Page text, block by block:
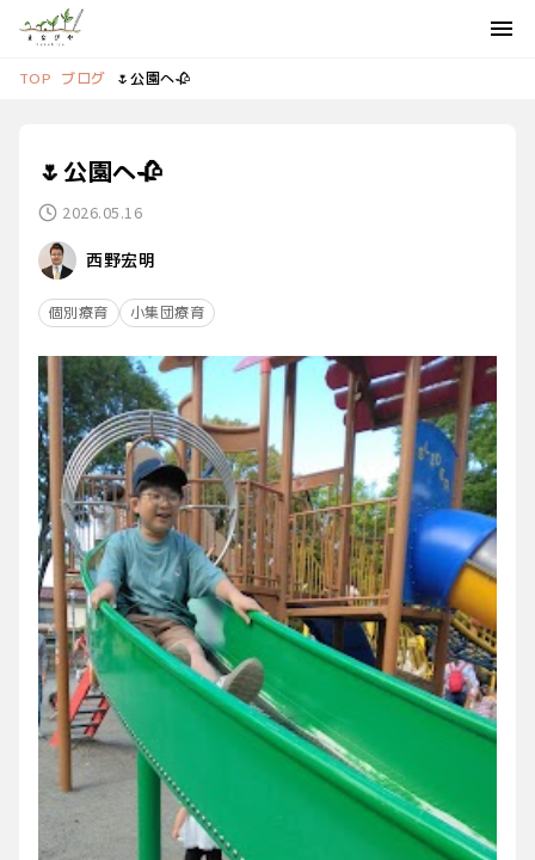
TOP ブログ 🌷公園へ🥀
🌷公園へ🥀
2026.05.16
西野宏明
個別療育 小集団療育